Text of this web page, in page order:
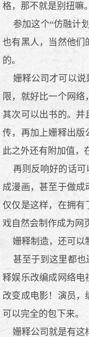
格，那不就是别扭嘛。
参加这个“仿融计
也有黑人，当然他们
的。
姗释公司才可以说
限，就好比一个网络
其次可以出书的。并
传，再加上姗释出版
此之外还有附加值，
再则反响好的话可
成漫画，甚至于做成
仅仅是这样，在拥有
戏自然会制作成为网
姗释制造，还可以
甚至于到这里都也
释娱乐改编成网络电
改变成电影！演员，
可以完全的包下来。
姗释公司就是有这